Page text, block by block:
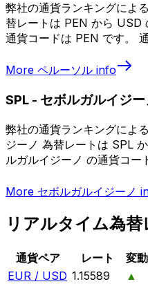
弊社の通貨ランキングによ
替レートは PEN から USD
通貨コードは PEN です。
More ペルーソル info
SPL - セボルガルイジー
弊社の通貨ランキングによ
ジーノ 為替レートは SPL
ルガルイジーノ の通貨コー
More セボルガルイジーノ
リアルタイム為替
通貨ペア レート
変動
EUR / USD 1.15589
▲